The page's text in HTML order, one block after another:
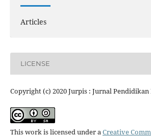
Articles
LICENSE
Copyright (c) 2020 Jurpis : Jurnal
This work is licensed under aCreative